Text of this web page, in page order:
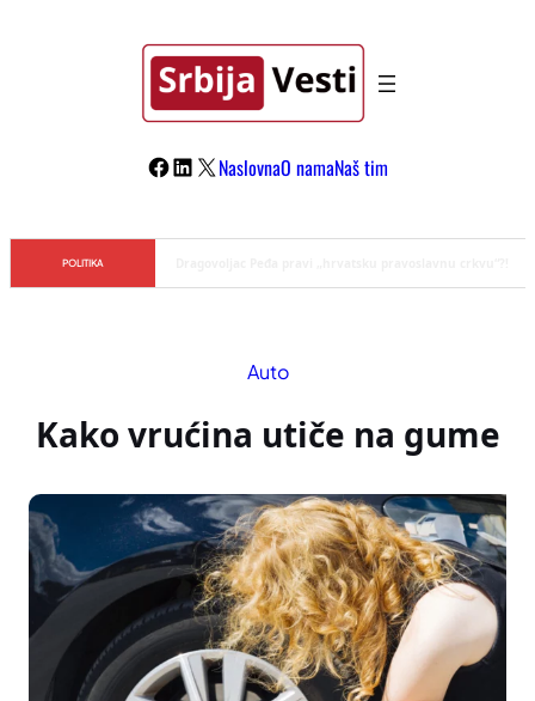
Facebook
LinkedIn
X NaslovnaO namaNaš tim
POLITIKA
Auto
Kako vrućina utiče na gume